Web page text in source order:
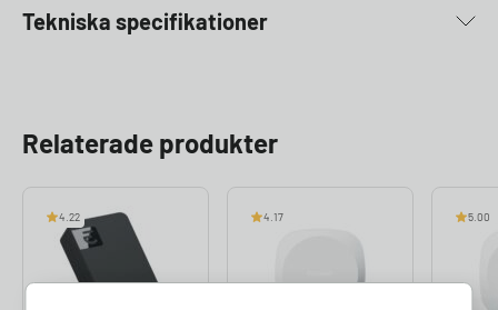
Tekniska specifikationer
Relaterade produkter
4.22 4.17 5.00